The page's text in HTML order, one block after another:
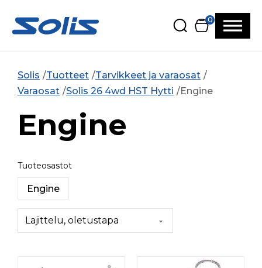
0
Solis Tuotteet
Tarvikkeet ja varaosat
Varaosat Solis 26 4wd HST Hytti Engine
Engine
Tuoteosastot
Engine